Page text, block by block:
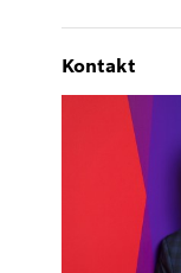
Kontakt